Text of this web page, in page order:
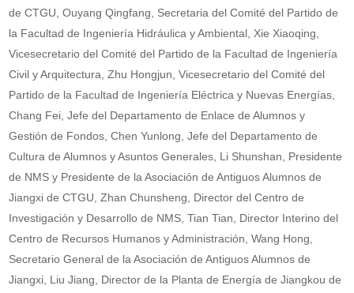
de CTGU, Ouyang Qingfang, Secretaria del Comité del Partido de
la Facultad de Ingeniería Hidráulica y Ambiental, Xie Xiaoqing,
Vicesecretario del Comité del Partido de la Facultad de Ingeniería
Civil y Arquitectura, Zhu Hongjun, Vicesecretario del Comité del
Partido de la Facultad de Ingeniería Eléctrica y Nuevas Energías,
Chang Fei, Jefe del Departamento de Enlace de Alumnos y
Gestión de Fondos, Chen Yunlong, Jefe del Departamento de
Cultura de Alumnos y Asuntos Generales, Li Shunshan, Presidente
de NMS y Presidente de la Asociación de Antiguos Alumnos de
Jiangxi de CTGU, Zhan Chunsheng, Director del Centro de
Investigación y Desarrollo de NMS, Tian Tian, Director Interino del
Centro de Recursos Humanos y Administración, Wang Hong,
Secretario General de la Asociación de Antiguos Alumnos de
Jiangxi, Liu Jiang, Director de la Planta de Energía de Jiangkou de